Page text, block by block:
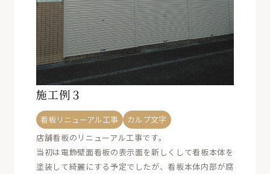
施工例３
看板リニューアル工事
カルプ文字
店舗看板のリニューアル工事です。
当初は電飾壁面看板の表示面を新しくして看板本体を
塗装して綺麗にする予定でしたが、看板本体内部が腐